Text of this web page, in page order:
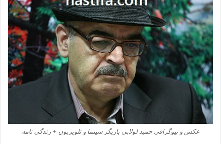
عکس و بیوگرافی حمید لولایی بازیگر سینما و تلویزیون + زندگی نامه